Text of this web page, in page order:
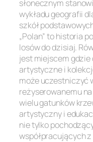
słonecznym
wykładu geografii
szkół
„Polan” to historia
losów do dzisiaj.
jest miejscem
artystyczne i
może uczestniczyć
reżyserowanemu
wielu gatunków
artystyczny i
nie tylko
współpracujących